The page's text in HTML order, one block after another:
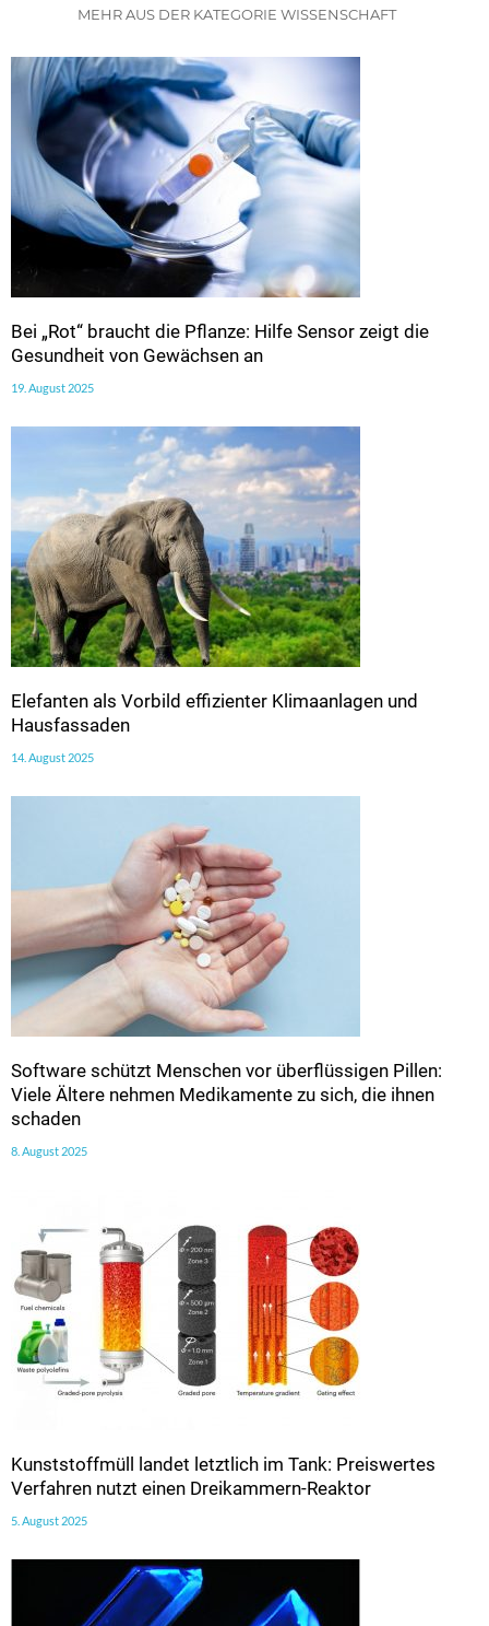
MEHR AUS DER KATEGORIE WISSENSCHAFT
Bei „Rot“ braucht die Pflanze: Hilfe Sensor zeigt die
Gesundheit von Gewächsen an
19. August 2025
Elefanten als Vorbild effizienter Klimaanlagen und
Hausfassaden
14. August 2025
Software schützt Menschen vor überflüssigen Pillen:
Viele Ältere nehmen Medikamente zu sich, die ihnen
schaden
8. August 2025
Kunststoffmüll landet letztlich im Tank: Preiswertes
Verfahren nutzt einen Dreikammern-Reaktor
5. August 2025